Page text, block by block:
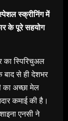
स्क्रीनिंग में
के पूरे सहयोग
का स्पिरिचुअल
बाद से ही देशभर
का अच्छा मेल
कमाई की है।
एनसी ने